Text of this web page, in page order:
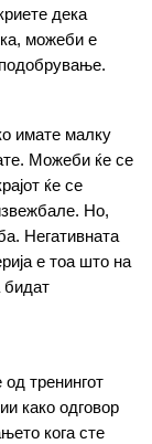
дека
можеби е
имате малку
Можеби ќе се
ќе се
Но,
Негативната
е тоа што на
бидат
тренингот
како одговор
кога сте